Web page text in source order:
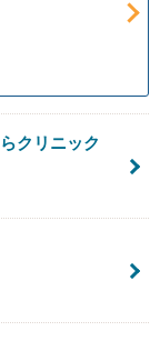
クリニック